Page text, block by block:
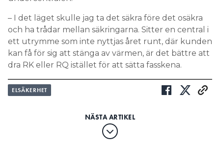
– I det läget skulle jag ta det säkra före det osäkra
och ha trådar mellan säkringarna. Sitter en central i
ett utrymme som inte nyttjas året runt, där kunden
kan få för sig att stänga av värmen, är det bättre att
dra RK eller RQ istället för att sätta fasskena.
ELSÄKERHET